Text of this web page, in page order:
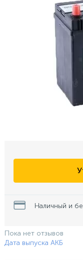
Наличный и
Пока нет отзывов
Дата выпуска АКБ